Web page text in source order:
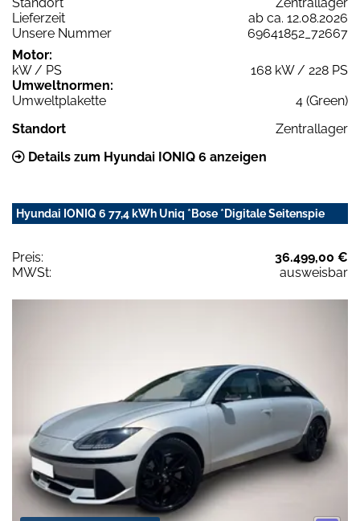
Lieferzeit
ab ca. 12.08.2026
Unsere Nummer
69641852_72667
Motor:
kW / PS
168 kW / 228 PS
Umweltnormen:
Umweltplakette
4 (Green)
Standort
Zentrallager
Details zum Hyundai IONIQ 6 anzeigen
Hyundai IONIQ 6 77,4 kWh Uniq *Bose *Digitale Seitenspie
Preis:
36.499,00 €
MWSt:
ausweisbar